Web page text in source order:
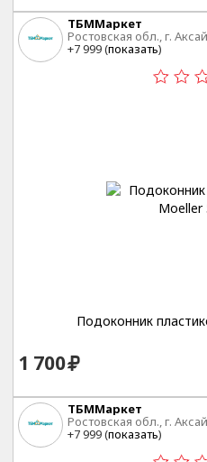
ТБММаркет
Ростовская обл., г.
+7 999 (показать)
Подоконник
1 700
ТБММаркет
Ростовская обл., г.
+7 999 (показать)